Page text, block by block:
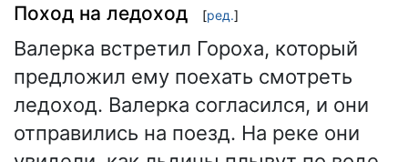
Поход на ледоход [ред.]
Валерка встретил Гороха, который
предложил ему поехать смотреть
ледоход. Валерка согласился, и они
отправились на поезд. На реке они